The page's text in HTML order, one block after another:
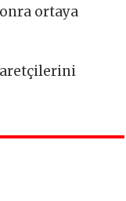
ortaya